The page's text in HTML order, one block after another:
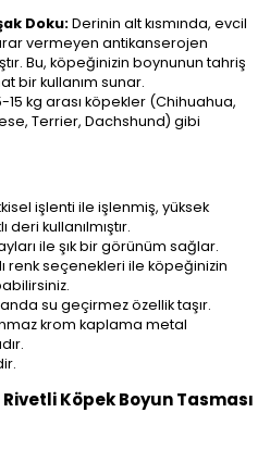
Doku:Derinin alt kısmında, evcil
vermeyen antikanserojen
Bu, köpeğinizin boynunun tahriş
bir kullanım sunar.
15 kg arası köpekler (Chihuahua,
Terrier, Dachshund) gibi
işlenti ile işlenmiş, yüksek
kullanılmıştır.
ile şık bir görünüm sağlar.
renk seçenekleri ile köpeğinizin
su geçirmez özellik taşır.
krom kaplama metal
Köpek Boyun Tasması